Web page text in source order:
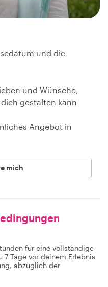
und die
und Wünsche,
gestalten kann
Angebot in
mich
für eine vollständige
Tage vor deinem Erlebnis
abzüglich der